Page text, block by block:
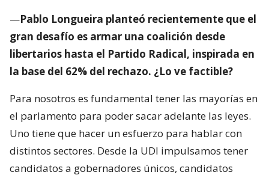
—Pablo Longueira planteó recientemente que el
gran desafío es armar una coalición desde
libertarios hasta el Partido Radical, inspirada en
la base del 62% del rechazo. ¿Lo ve factible?
Para nosotros es fundamental tener las mayorías en
el parlamento para poder sacar adelante las leyes.
Uno tiene que hacer un esfuerzo para hablar con
distintos sectores. Desde la UDI impulsamos tener
candidatos a gobernadores únicos, candidatos